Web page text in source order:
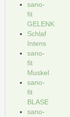
sano-
fit
GELENK
Schlaf
Intens
sano-
fit
Muskel
sano-
fit
BLASE
sano-